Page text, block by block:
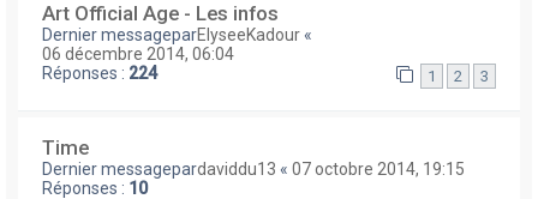
Art Official Age - Les infos
Dernier messageparElyseeKadour «
06 décembre 2014, 06:04
Réponses : 224 1 2 3
Time
Dernier messagepardaviddu13 « 07 octobre 2014, 19:15
Réponses : 10